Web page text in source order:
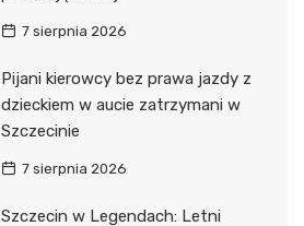
7 sierpnia 2026
Pijani kierowcy bez prawa jazdy z
dzieckiem w aucie zatrzymani w
Szczecinie
7 sierpnia 2026
Szczecin w Legendach: Letni